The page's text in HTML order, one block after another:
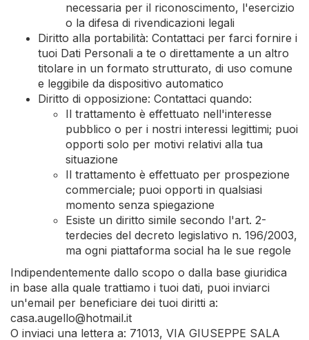
necessaria per il riconoscimento, l'esercizio
o la difesa di rivendicazioni legali
Diritto alla portabilità: Contattaci per farci fornire i
tuoi Dati Personali a te o direttamente a un altro
titolare in un formato strutturato, di uso comune
e leggibile da dispositivo automatico
Diritto di opposizione: Contattaci quando:
Il trattamento è effettuato nell'interesse
pubblico o per i nostri interessi legittimi; puoi
opporti solo per motivi relativi alla tua
situazione
Il trattamento è effettuato per prospezione
commerciale; puoi opporti in qualsiasi
momento senza spiegazione
Esiste un diritto simile secondo l'art. 2-
terdecies del decreto legislativo n. 196/2003,
ma ogni piattaforma social ha le sue regole
Indipendentemente dallo scopo o dalla base giuridica
in base alla quale trattiamo i tuoi dati, puoi inviarci
un'email per beneficiare dei tuoi diritti a:
casa.augello@hotmail.it
O inviaci una lettera a: 71013, VIA GIUSEPPE SALA